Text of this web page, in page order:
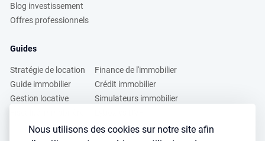
Nous utilisons des cookies sur notre site afin
Blog investissement
Offres professionnels
Guides
Stratégie de location
Guide immobilier
Gestion locative
Finance de l'immobilier
Crédit immobilier
Simulateurs immobilier